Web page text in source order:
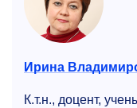
Ирина
К.т.н., доцент,